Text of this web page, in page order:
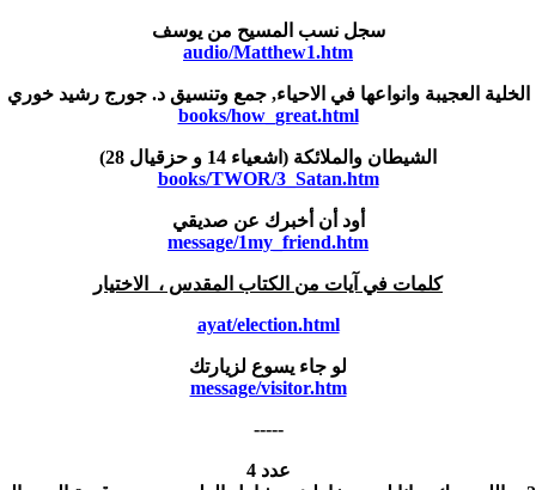
سجل نسب المسيح من يوسف
audio/Matthew1.htm
الخلية العجيبة وانواعها في الاحياء, جمع وتنسيق د. جورج رشيد خوري
books/how_great.html
الشيطان والملائكة (اشعياء 14 و حزقيال 28)
books/TWOR/3_Satan.htm
أود أن أخبرك عن صديقي
message/1my_friend.htm
كلمات في آيات من الكتاب المقدس ،
الاختيار
ayat/election.html
لو جاء يسوع لزيارتك
message/visitor.htm
-----
عدد 4